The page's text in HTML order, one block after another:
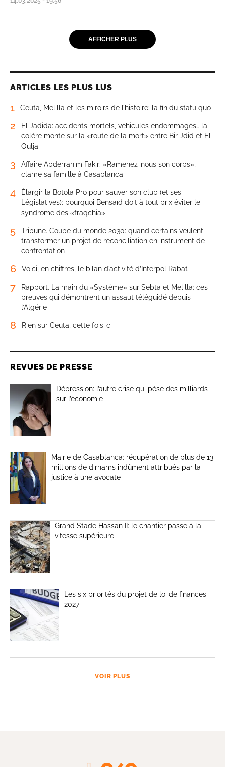
AFFICHER PLUS
ARTICLES LES PLUS LUS
1 Ceuta, Melilla et les miroirs de l’histoire: la fin du statu quo
2
El Jadida: accidents mortels, véhicules endommagés… la
colère monte sur la «route de la mort» entre Bir Jdid et El
Oulja
3
Affaire Abderrahim Fakir: «Ramenez-nous son corps»,
clame sa famille à Casablanca
4
Élargir la Botola Pro pour sauver son club (et ses
Législatives): pourquoi Bensaïd doit à tout prix éviter le
syndrome des «fraqchia»
5
Tribune. Coupe du monde 2030: quand certains veulent
transformer un projet de réconciliation en instrument de
confrontation
6 Voici, en chiffres, le bilan d’activité d’Interpol Rabat
7
Rapport. La main du «Système» sur Sebta et Melilla: ces
preuves qui démontrent un assaut téléguidé depuis
l’Algérie
8 Rien sur Ceuta, cette fois-ci
REVUES DE PRESSE
Dépression: l’autre crise qui pèse des milliards
sur l’économie
Mairie de Casablanca: récupération de plus de 13
millions de dirhams indûment attribués par la
justice à une avocate
Grand Stade Hassan II: le chantier passe à la
vitesse supérieure
Les six priorités du projet de loi de finances
2027
VOIR PLUS